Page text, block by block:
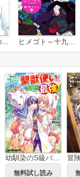
恋は雨上がりのように ヒメゴト～十九歳の制服～
幼馴染のS級パーティーから追放された聖獣使い。万能支援魔法と仲間を増やして最強へ！
無料試し読み